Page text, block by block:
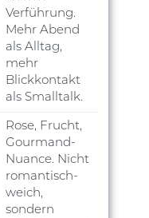
Verführung.
Mehr Abend
als Alltag,
mehr
Blickkontakt
als Smalltalk.
Rose, Frucht,
Gourmand-
Nuance. Nicht
romantisch-
weich,
sondern